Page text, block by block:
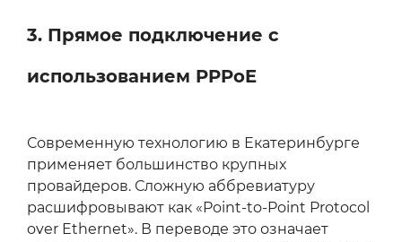
3. Прямое подключение с
использованием PPPoE
Современную технологию в Екатеринбурге
применяет большинство крупных
провайдеров. Сложную аббревиатуру
расшифровывают как «Point-to-Point Protocol
over Ethernet». В переводе это означает